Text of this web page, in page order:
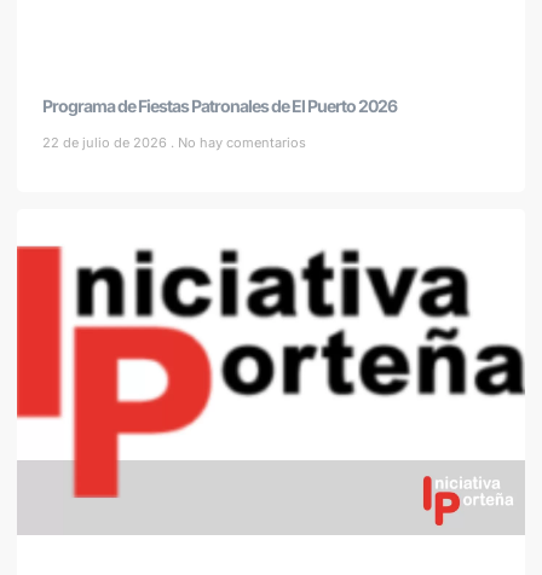
Programa de Fiestas Patronales de El Puerto 2026
22 de julio de 2026 No hay comentarios